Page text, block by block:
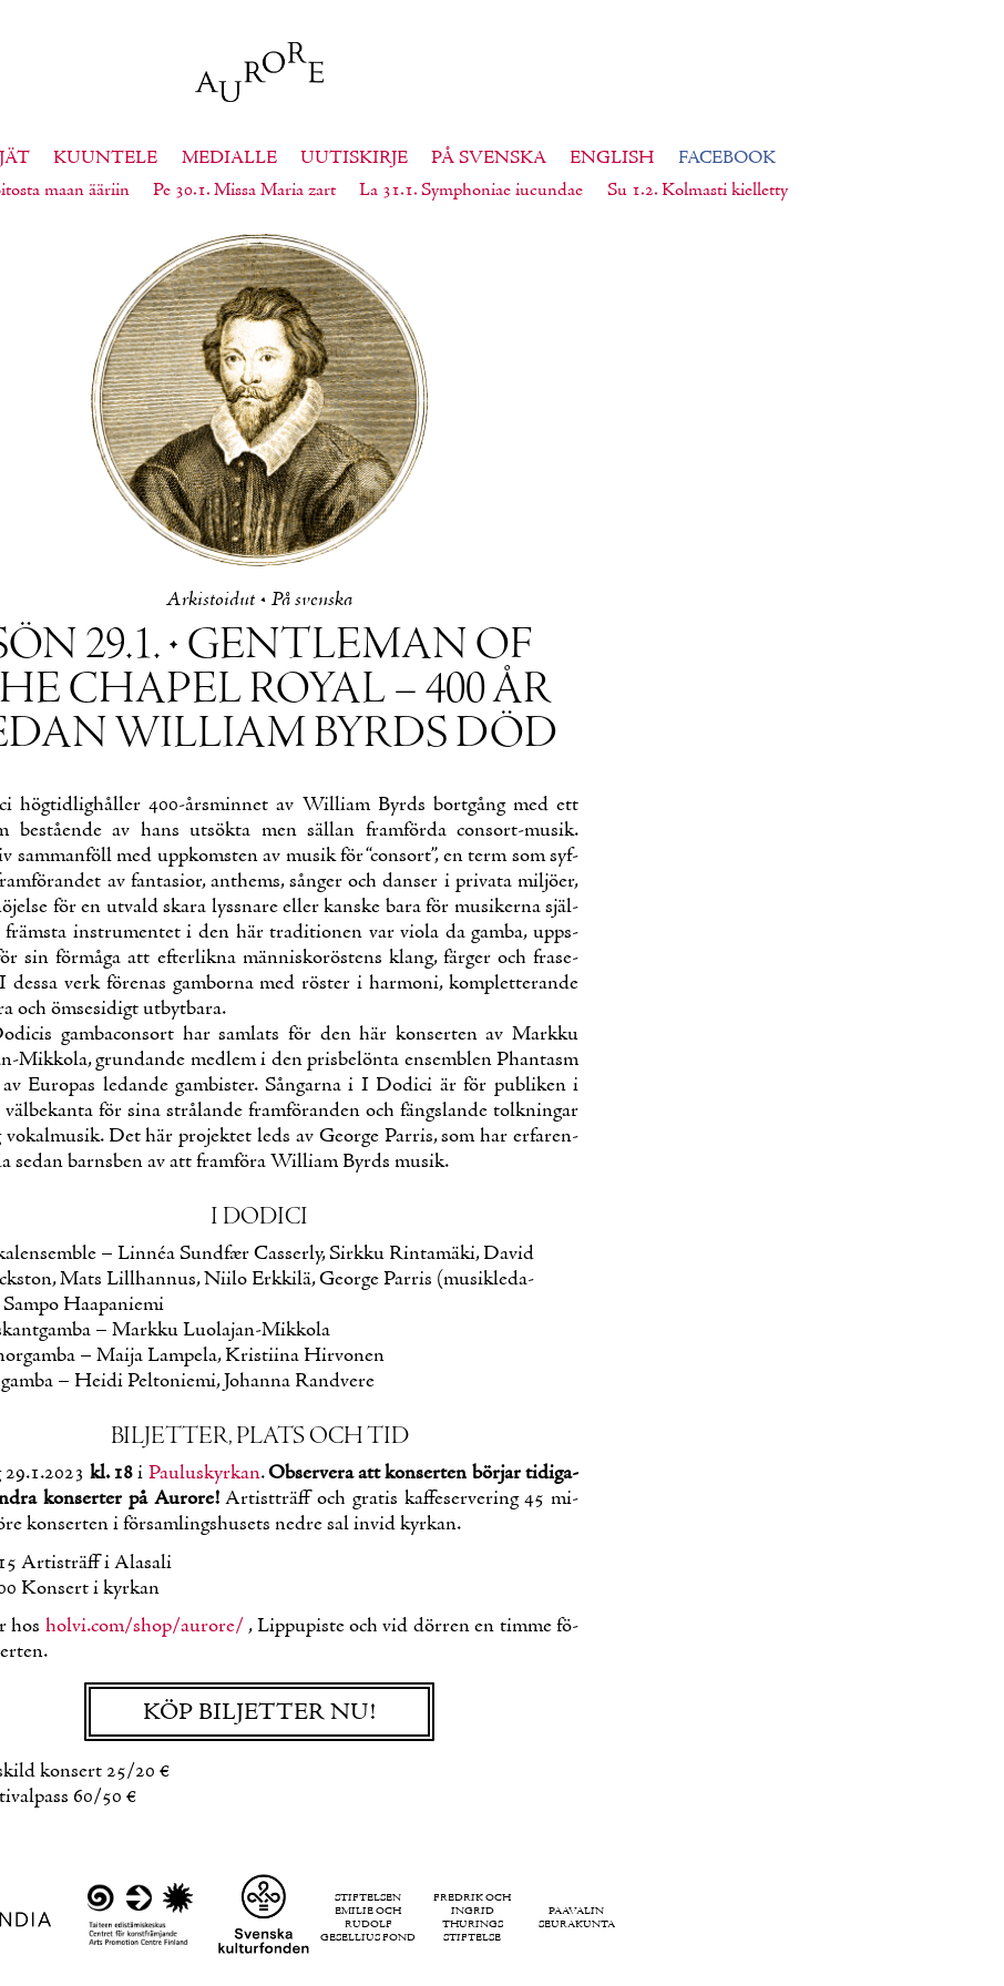
KUUNTELE MEDIALLE UUTISKIRJE PÅ SVENSKA ENGLISH
FACEBOOK
maan ääriin Pe 30.1. Missa Maria zart La 31.1. Symphoniae iucundae Su 1.2. Kolmasti kielletty
Ar­kis­toi­dut • På svens­ka
29.1. • GENT­LE­MAN OF
CHA­PEL RO­Y­AL – 400 ÅR
WIL­LIAM BYRDS DÖD
hög­tid­lighål­ler 400-års­min­net av Wil­liam Byrds bortgång med ett
beståen­de av hans ut­sök­ta men säl­lan framför­da con­sort-musik.
sam­manföll med upp­koms­ten av musik för “con­sort”, en term som syf­
av fan­ta­sior, ant­hems, sån­ger och dan­ser i pri­va­ta mil­jö­er,
för en ut­vald ska­ra lyss­na­re el­ler kans­ke ba­ra för musi­ker­na själ­
främs­ta in­stru­men­tet i den här tra­di­tio­nen var vio­la da gam­ba, upps­
sin förmå­ga att ef­ter­lik­na män­nis­ko­rös­tens klang, fär­ger och fra­se­
des­sa verk fö­re­nas gam­bor­na med rös­ter i har­mo­ni, komplet­te­ran­de
och öm­se­si­digt ut­byt­ba­ra.
gam­bacon­sort har sam­lats för den här kon­ser­ten av Mark­ku
Mik­ko­la, grun­dan­de med­lem i den pris­be­lön­ta en­semblen Phan­tasm
Eu­ro­pas le­dan­de gam­bis­ter. Sån­gar­na i I Do­dici är för publi­ken i
för si­na strå­lan­de framfö­ran­den och fängs­lan­de tolk­nin­gar
Det här pro­jek­tet leds av Geor­ge Par­ris, som har er­fa­ren­
se­dan barns­ben av att framfö­ra Wil­liam Byrds musik.
I DO­DICI
– Linnéa Sundfær Cas­ser­ly, Sirk­ku Rin­ta­mä­ki, Da­vid
Mats Lill­han­nus, Nii­lo Erk­ki­lä, Geor­ge Par­ris (musikle­da­
Haa­pa­nie­mi
– Mark­ku Luo­la­jan-Mik­ko­la
– Mai­ja Lam­pe­la, Kris­tii­na Hir­vo­nen
– Hei­di Pel­to­nie­mi, Jo­han­na Rand­ve­re
BIL­JET­TER, PLATS OCH TID
kl. 18i Pau­lus­kyr­kan.Ob­ser­ve­ra att kon­ser­ten bör­jar ti­di­ga­
kon­ser­ter på Au­ro­re!Ar­tistt­räff och gra­tis kaf­fe­ser­ve­ring 45 mi­
kon­ser­ten i för­sam­lings­husets nedre sal in­vid kyr­kan.
Ar­ti­sträff i Ala­sa­li
Kon­sert i kyr­kan
hos holvi.​com/​shop/​aurore/​, Lip­pu­pis­te och vid dör­ren en tim­me fö­
KÖP BIL­JET­TER NU!
kon­sert 25/20 €
60/50 €
STIFTELSEN
EMILIE OCH
RUDOLF
GESELLIUS FOND
FREDRIK OCH
INGRID
THURINGS
STIFTELSE
PAAVALIN
SEURAKUNTA